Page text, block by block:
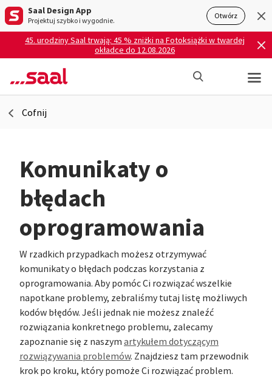
Saal Design App
Projektuj szybko i wygodnie. Otwórz
45. urodziny Saal trwają: 45 % zniżki na Fotoksiążki w twardej
okładce do 12.08.2026
Cofnij
Komunikaty o
błędach
oprogramowania
W rzadkich przypadkach możesz otrzymywać
komunikaty o błędach podczas korzystania z
oprogramowania. Aby pomóc Ci rozwiązać wszelkie
napotkane problemy, zebraliśmy tutaj listę możliwych
kodów błędów. Jeśli jednak nie możesz znaleźć
rozwiązania konkretnego problemu, zalecamy
zapoznanie się z naszym artykułem dotyczącym
rozwiązywania problemów. Znajdziesz tam przewodnik
krok po kroku, który pomoże Ci rozwiązać problem.